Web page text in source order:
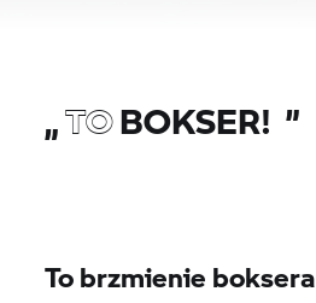
„TOBOKSER! ”
To brzmienie boksera